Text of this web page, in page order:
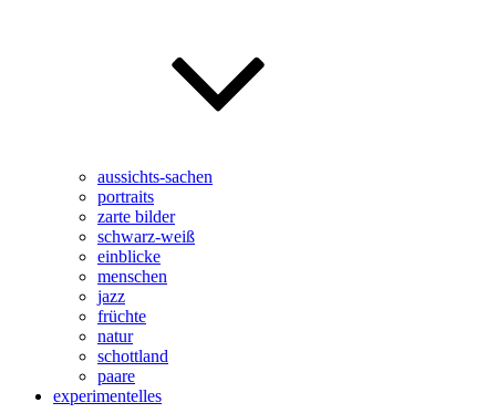
aussichts-sachen
portraits
zarte bilder
schwarz-weiß
einblicke
menschen
jazz
früchte
natur
schottland
paare
experimentelles